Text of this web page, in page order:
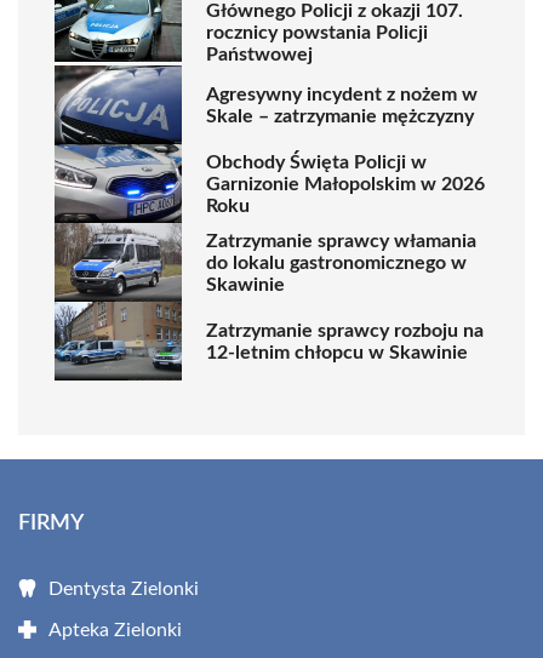
Głównego Policji z okazji 107.
rocznicy powstania Policji
Państwowej
Agresywny incydent z nożem w
Skale – zatrzymanie mężczyzny
Obchody Święta Policji w
Garnizonie Małopolskim w 2026
Roku
Zatrzymanie sprawcy włamania
do lokalu gastronomicznego w
Skawinie
Zatrzymanie sprawcy rozboju na
12-letnim chłopcu w Skawinie
FIRMY
Dentysta Zielonki
Apteka Zielonki